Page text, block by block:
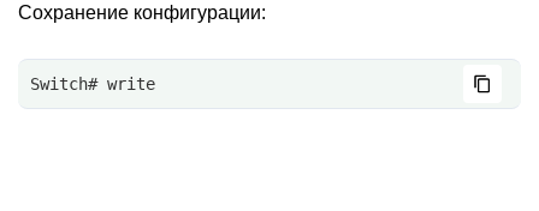
Сохранение конфигурации:
Switch# write